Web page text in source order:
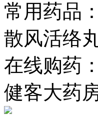
常用药品：
散风活络
在线购药：
健客大药